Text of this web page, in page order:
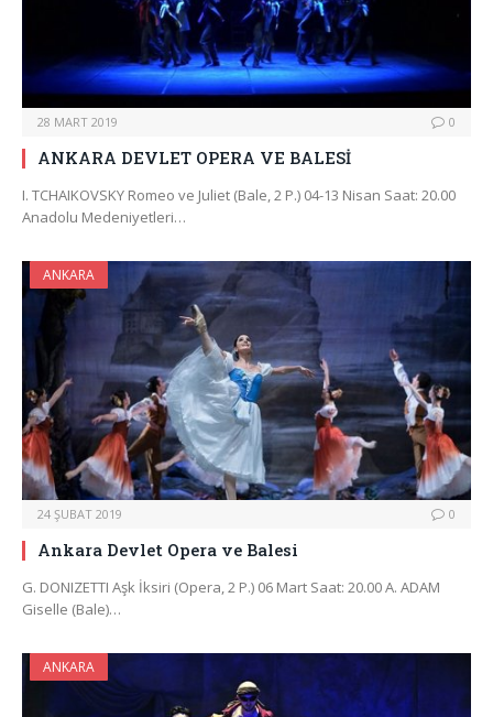
28 MART 2019 0
ANKARA DEVLET OPERA VE BALESİ
I. TCHAIKOVSKY Romeo ve Juliet (Bale, 2 P.) 04-13 Nisan Saat: 20.00
Anadolu Medeniyetleri…
ANKARA
24 ŞUBAT 2019 0
Ankara Devlet Opera ve Balesi
G. DONIZETTI Aşk İksiri (Opera, 2 P.) 06 Mart Saat: 20.00 A. ADAM
Giselle (Bale)…
ANKARA